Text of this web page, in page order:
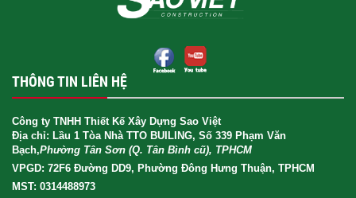
THÔNG TIN LIÊN HỆ
Công ty TNHH Thiết Kế Xây Dựng Sao Việt
Địa chỉ: Lầu 1 Tòa Nhà TTO BUILING, Số 339 Phạm Văn
Bạch,Phường Tân Sơn (Q. Tân Bình cũ), TPHCM
VPGD: 72F6 Đường DD9, Phường Đông Hưng Thuận, TPHCM
MST: 0314488973